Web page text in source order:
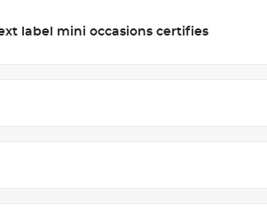
label mini occasions certifies